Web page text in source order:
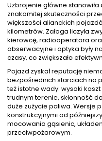
Uzbrojenie główne
znakomitej skuteczności
większości alianckich
kilometrów. Załoga liczyła
kierowcę, radiooperatora
obserwacyjne i optyka były
czasy, co zwiększało
Pojazd zyskał reputację
bezpośrednich starciach na
też istotne wady: wysoki
trudnym terenie, skłonność
duże zużycie paliwa. Wersje
konstrukcyjnymi od
mocowania gąsienic,
przeciwpożarowym.